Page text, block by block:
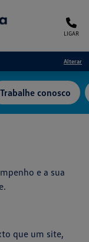
LIGAR
Alterar
Trabalhe conosco
e a sua
que um site,